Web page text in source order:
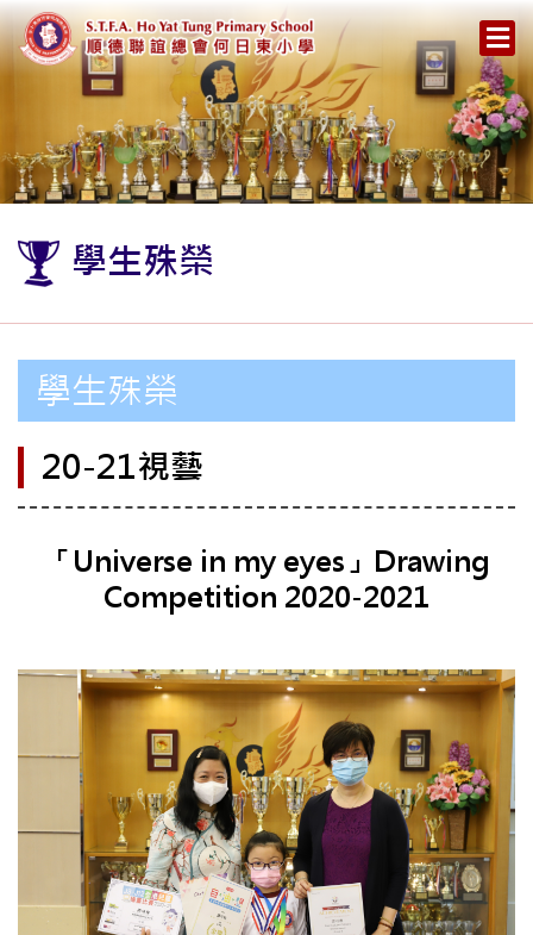
學生殊榮
學生殊榮
20-21視藝
「Universe in my eyes」Drawing
Competition 2020-2021